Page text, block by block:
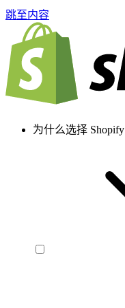
跳至内容
为什么选择 Shopify